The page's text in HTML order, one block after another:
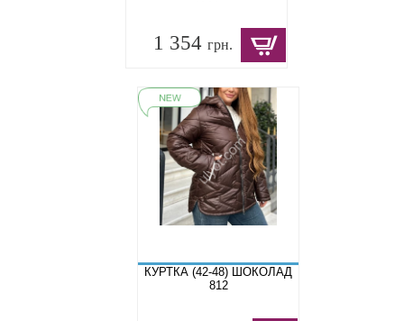
1 354грн.
КУРТКА (42-48) ШОКОЛАД
812